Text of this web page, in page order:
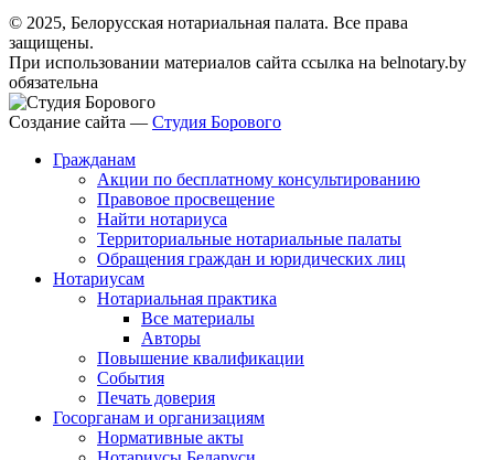
© 2025, Белорусская нотариальная палата. Все права
защищены.
При использовании материалов сайта ссылка на belnotary.by
обязательна
Создание сайта — Студия Борового
Гражданам
Акции по бесплатному консультированию
Правовое просвещение
Найти нотариуса
Территориальные нотариальные палаты
Обращения граждан и юридических лиц
Нотариусам
Нотариальная практика
Все материалы
Авторы
Повышение квалификации
События
Печать доверия
Госорганам и организациям
Нормативные акты